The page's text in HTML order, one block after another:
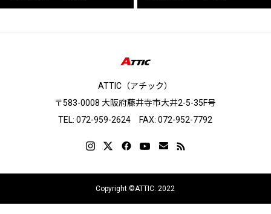
ATTIC（アチック）
〒583-0008 大阪府藤井寺市大井2-5-35F号
TEL: 072-959-2624 FAX: 072-952-7792
Copyright ©ATTIC. 2022